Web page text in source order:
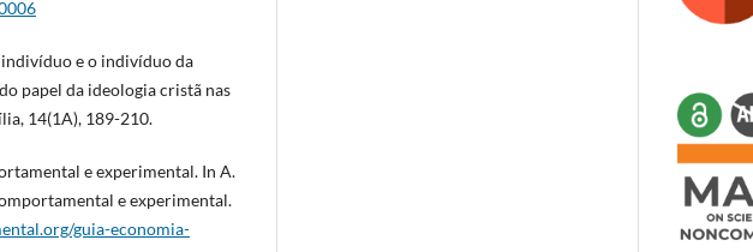
indivíduo e o indivíduo da
papel da ideologia cristã nas
14(1A), 189-210.
e experimental. In A.
e experimental.
guia-economia-